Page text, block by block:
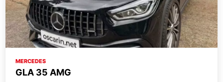
MERCEDES
GLA 35 AMG